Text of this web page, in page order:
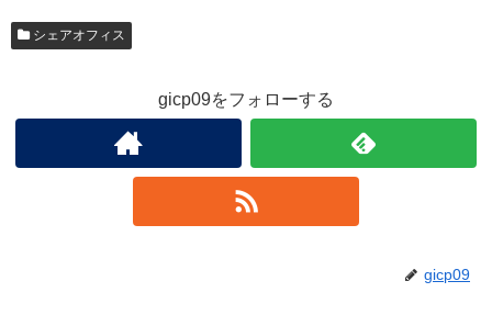
シェアオフィス
gicp09をフォローする
gicp09